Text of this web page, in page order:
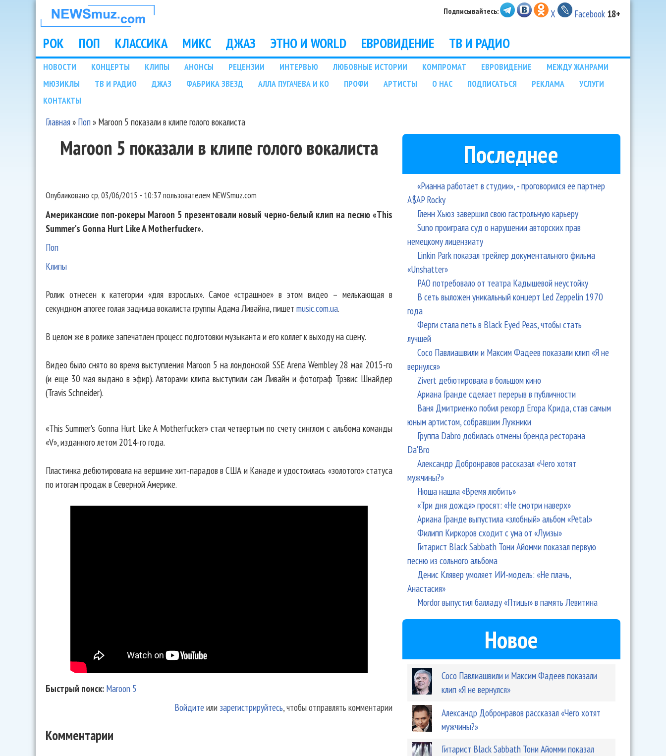
НОВОСТИ
МУЗЫКИ И
ШОУ БИЗНЕСА
NEWSMUZ.COM
Подписывайтесь: X Facebook 18+
Main menu
РОК ПОП КЛАССИКА МИКС ДЖАЗ ЭТНО И WORLD ЕВРОВИДЕНИЕ ТВ И РАДИО
Подразделы
НОВОСТИ КОНЦЕРТЫ КЛИПЫ АНОНСЫ РЕЦЕНЗИИ ИНТЕРВЬЮ ЛЮБОВНЫЕ ИСТОРИИ КОМПРОМАТ ЕВРОВИДЕНИЕ
МЕЖДУ ЖАНРАМИ
МЮЗИКЛЫ
ТВ И РАДИО ДЖАЗ ФАБРИКА ЗВЕЗД АЛЛА ПУГАЧЕВА И КО ПРОФИ АРТИСТЫ О НАС ПОДПИСАТЬСЯ РЕКЛАМА
УСЛУГИ
КОНТАКТЫ
Главная» Поп» Maroon 5 показали в клипе голого вокалиста
Maroon 5 показали в клипе голого вокалиста
Опубликовано ср, 03/06/2015 - 10:37пользователем NEWSmuz.com
Американские поп-рокеры Maroon 5 презентовали новый черно-белый клип на песню «This
Summer's Gonna Hurt Like A Motherfucker».
Поп
Клипы
Ролик отнесен к категории «для взрослых». Самое «страшное» в этом видео – мелькающая в
секундном апогее голая задница вокалиста группы Адама Ливайна, пишет music.com.ua.
В целом же в ролике запечатлен процесс подготовки музыканта и его коллег к выходу на сцену.
Видео было снято во время выступления Maroon 5 на лондонской SSE Arena Wembley 28 мая 2015-го
(и еще 30 мая выдано в эфир). Авторами клипа выступили сам Ливайн и фотограф Трэвис Шнайдер
(Travis Schneider).
«This Summer's Gonna Hurt Like A Motherfucker» стал четвертым по счету синглом с альбома команды
«V», изданного летом 2014-го года.
Пластинка дебютировала на вершине хит-парадов в США и Канаде и удостоилась «золотого» статуса
по итогам продаж в Северной Америке.
Быстрый поиск: Maroon 5
Войдите или зарегистрируйтесь, чтобы отправлять комментарии
Комментарии
Последнее
«Рианна работает в студии», - проговорился ее партнер
A$AP Rocky
Гленн Хьюз завершил свою гастрольную карьеру
Suno проиграла суд о нарушении авторских прав
немецкому лицензиату
Linkin Park показал трейлер документального фильма
«Unshatter»
РАО потребовало от театра Кадышевой неустойку
В сеть выложен уникальный концерт Led Zeppelin 1970
года
Ферги стала петь в Black Eyed Peas, чтобы стать
лучшей
Сосо Павлиашвили и Максим Фадеев показали клип «Я не
вернулся»
Zivert дебютировала в большом кино
Ариана Гранде сделает перерыв в публичности
Ваня Дмитриенко побил рекорд Егора Крида, став самым
юным артистом, собравшим Лужники
Группа Dabro добилась отмены бренда ресторана
Da'Bro
Александр Добронравов рассказал «Чего хотят
мужчины?»
Нюша нашла «Время любить»
«Три дня дождя» просят: «Не смотри наверх»
Ариана Гранде выпустила «злобный» альбом «Petal»
Филипп Киркоров сходит с ума от «Луизы»
Гитарист Black Sabbath Тони Айомми показал первую
песню из сольного альбома
Денис Клявер умоляет ИИ-модель: «Не плачь,
Анастасия»
Mordor выпустил балладу «Птицы» в память Левитина
Новое
Сосо Павлиашвили и Максим Фадеев показали
клип «Я не вернулся»
Александр Добронравов рассказал «Чего хотят
мужчины?»
Гитарист Black Sabbath Тони Айомми показал